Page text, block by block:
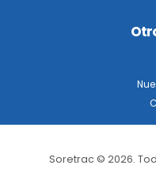
Soretrac © 2026.